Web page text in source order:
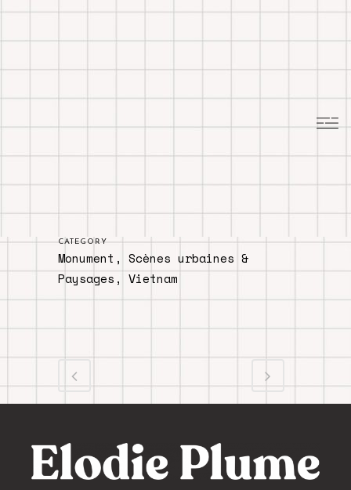
CATEGORY
Monument, Scènes urbaines &
Paysages, Vietnam